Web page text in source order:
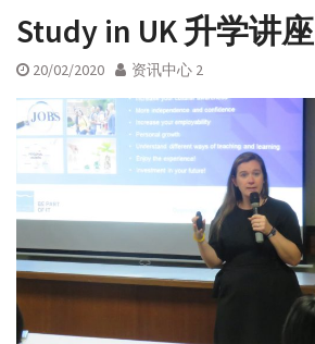
Study in UK 升学讲座
20/02/2020 资讯中心 2